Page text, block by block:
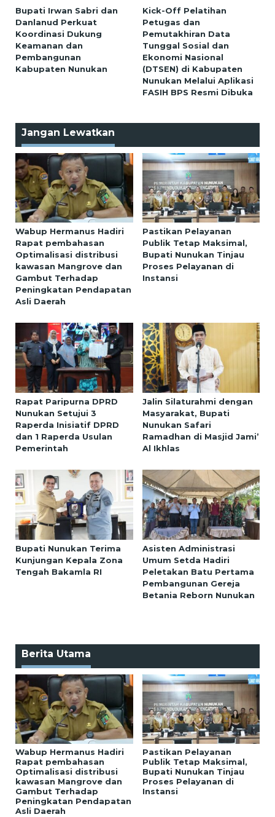
Bupati Irwan Sabri dan
Danlanud Perkuat
Koordinasi Dukung
Keamanan dan
Pembangunan
Kabupaten Nunukan
Kick-Off Pelatihan
Petugas dan
Pemutakhiran Data
Tunggal Sosial dan
Ekonomi Nasional
(DTSEN) di Kabupaten
Nunukan Melalui Aplikasi
FASIH BPS Resmi Dibuka
Jangan Lewatkan
Wabup Hermanus Hadiri
Rapat pembahasan
Optimalisasi distribusi
kawasan Mangrove dan
Gambut Terhadap
Peningkatan Pendapatan
Asli Daerah
Pastikan Pelayanan
Publik Tetap Maksimal,
Bupati Nunukan Tinjau
Proses Pelayanan di
Instansi
Rapat Paripurna DPRD
Nunukan Setujui 3
Raperda Inisiatif DPRD
dan 1 Raperda Usulan
Pemerintah
Jalin Silaturahmi dengan
Masyarakat, Bupati
Nunukan Safari
Ramadhan di Masjid Jami’
Al Ikhlas
Bupati Nunukan Terima
Kunjungan Kepala Zona
Tengah Bakamla RI
Asisten Administrasi
Umum Setda Hadiri
Peletakan Batu Pertama
Pembangunan Gereja
Betania Reborn Nunukan
Berita Utama
Wabup Hermanus Hadiri
Rapat pembahasan
Optimalisasi distribusi
kawasan Mangrove dan
Gambut Terhadap
Peningkatan Pendapatan
Asli Daerah
Pastikan Pelayanan
Publik Tetap Maksimal,
Bupati Nunukan Tinjau
Proses Pelayanan di
Instansi